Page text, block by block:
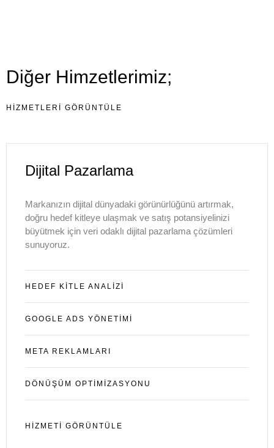
Anasayfa
Hizmetlerimiz
GRAFIK TASARIM
İletişim
Diğer Himzetlerimiz;
HIZMETLERI GÖRÜNTÜLE
Dijital Pazarlama
Markanızın dijital dünyadaki görünürlüğünü artırmak,
doğru hedef kitleye ulaşmak ve satış potansiyelinizi
büyütmek için veri odaklı dijital pazarlama çözümleri
sunuyoruz.
HEDEF KITLE ANALIZI
GOOGLE ADS YÖNETİMİ
META REKLAMLARI
DÖNÜŞÜM OPTİMİZASYONU
HIZMETI GÖRÜNTÜLE